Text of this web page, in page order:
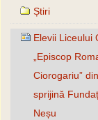
Știri
Elevii Liceului
„Episcop
Ciorogariu”
sprijină
Neșu